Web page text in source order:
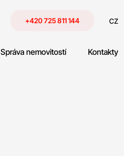
+420 725 811 144 CZ
Správa nemovitostí Kontakty